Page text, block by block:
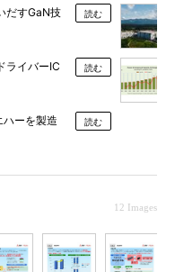
だすGaN技
読む
ライバーIC
読む
ーを製造 読む
12 Images